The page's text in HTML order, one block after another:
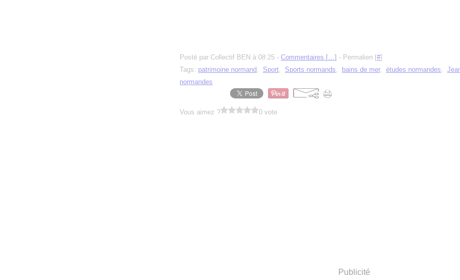
Posté par Collectif BEN à 08:25 - Commentaires […] - Permalien [#]
Tags: patrimoine normand, Sport, Sports normands, bains de mer, études normandes,
normandes
Vous aimez ? 0 vote
Publicité